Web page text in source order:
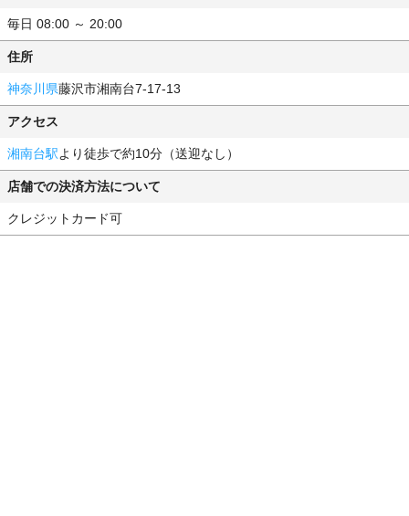
毎日 08:00 ～ 20:00
住所
神奈川県藤沢市湘南台7-17-13
アクセス
湘南台駅より徒歩で約10分（送迎なし）
店舗での決済方法について
クレジットカード可